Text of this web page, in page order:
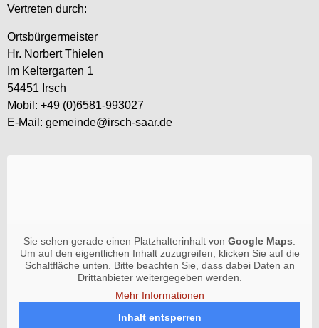
Vertreten durch:
Ortsbürgermeister
Hr. Norbert Thielen
Im Keltergarten 1
54451 Irsch
Mobil: +49 (0)6581-993027
E-Mail: gemeinde@irsch-saar.de
Sie sehen gerade einen Platzhalterinhalt von Google Maps
Um auf den eigentlichen Inhalt zuzugreifen, klicken Sie auf die
Schaltfläche unten. Bitte beachten Sie, dass dabei Daten an
Drittanbieter weitergegeben werden.
Mehr Informationen
Inhalt entsperren